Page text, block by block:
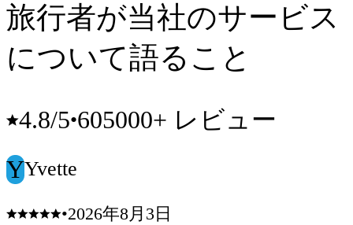
旅行者が当社のサービス
について語ること
4.8/5•605000+ レビュー
YYvette
•2026年8月3日